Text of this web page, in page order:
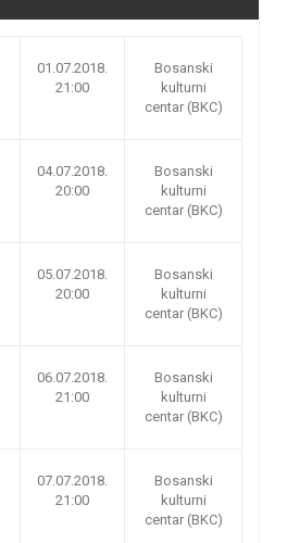
01.07.2018.
21:00
Bosanski
kulturni
centar (BKC)
04.07.2018.
20:00
Bosanski
kulturni
centar (BKC)
05.07.2018.
20:00
Bosanski
kulturni
centar (BKC)
06.07.2018.
21:00
Bosanski
kulturni
centar (BKC)
07.07.2018.
21:00
Bosanski
kulturni
centar (BKC)